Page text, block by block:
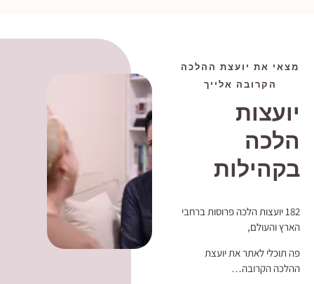
מצאי את יועצת ההלכה
הקרובה אלייך
יועצות
הלכה
בקהילות
182 יועצות הלכה פרוסות ברחבי
הארץ והעולם,
פה תוכלי לאתר את יועצת
ההלכה הקרובה…